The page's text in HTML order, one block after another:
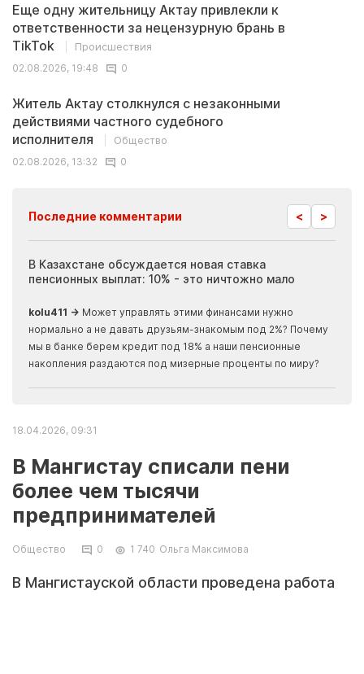
Еще одну жительницу Актау привлекли к
ответственности за нецензурную брань в
TikTok
Происшествия
02.08.2026, 19:48
0
Житель Актау столкнулся с незаконными
действиями частного судебного
исполнителя
Общество
02.08.2026, 13:32
0
Последние комментарии < >
В Казахстане обсуждается новая ставка
пенсионных выплат: 10% - это ничтожно мало
kolu411 → Может управлять этими финансами нужно
нормально а не давать друзьям-знакомым под 2%? Почему
мы в банке берем кредит под 18% а наши пенсионные
накопления раздаются под мизерные проценты по миру?
18.04.2026, 09:31
В Мангистау списали пени
более чем тысячи
предпринимателей
Общество 0 1 740 Ольга Максимова
В Мангистауской области проведена работа